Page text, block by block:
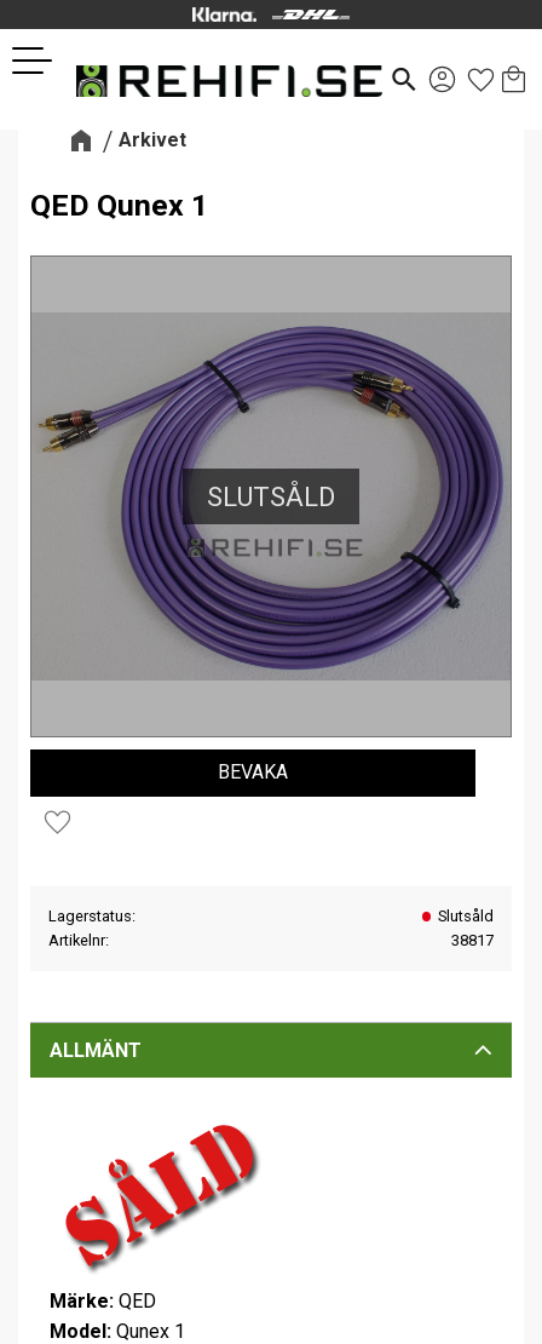
Meny
search
Arkivet
QED Qunex 1
SLUTSÅLD
Lägg till i favoriter
BEVAKA
Lagerstatus
Slutsåld
Artikelnr
38817
ALLMÄNT
Märke: QED
Model: Qunex 1